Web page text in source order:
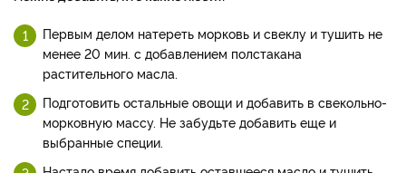
Первым делом натереть морковь и свеклу и тушить не
менее 20 мин. с добавлением полстакана
растительного масла.
Подготовить остальные овощи и добавить в свекольно-
морковную массу. Не забудьте добавить еще и
выбранные специи.